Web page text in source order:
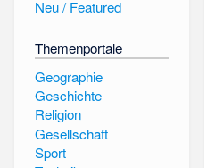
Neu / Featured
Themenportale
Geographie
Geschichte
Religion
Gesellschaft
Sport